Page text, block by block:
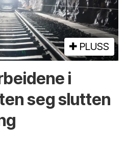
PLUSS
i
seg slutten